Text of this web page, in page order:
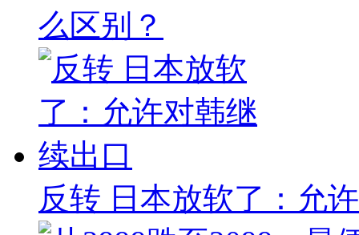
么区别？
反转 日本放软了：允